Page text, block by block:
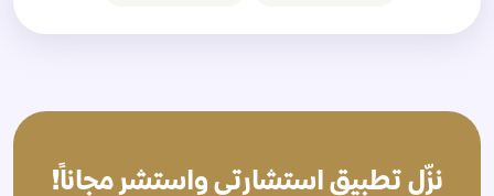
نزّل تطبيق استشارتي واستشر مجاناً!